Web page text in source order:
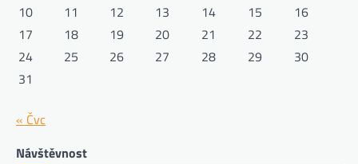
10
11 12 13 14 15
16
17
18 19 20 21 22
23
24
25 26 27 28 29
30
31
« Čvc
Návštěvnost